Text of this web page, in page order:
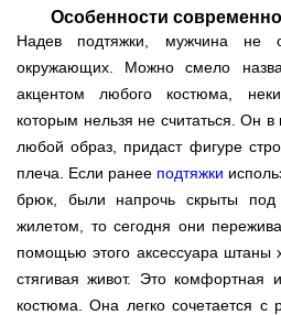
Особенности
Надев подтяжки, мужчина не
окружающих. Можно смело
акцентом любого костюма,
которым нельзя не считаться. Он
любой образ, придаст фигуре
плеча. Если ранее подтяжки
брюк, были напрочь скрыты
жилетом, то сегодня они
помощью этого аксессуара штаны
стягивая живот. Это комфортная
костюма. Она легко сочетается с